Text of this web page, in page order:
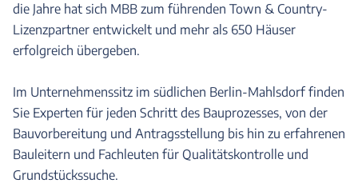
die Jahre hat sich MBB zum führenden Town & Country-
Lizenzpartner entwickelt und mehr als 650 Häuser
erfolgreich übergeben.
Im Unternehmenssitz im südlichen Berlin-Mahlsdorf finden
Sie Experten für jeden Schritt des Bauprozesses, von der
Bauvorbereitung und Antragsstellung bis hin zu erfahrenen
Bauleitern und Fachleuten für Qualitätskontrolle und
Grundstückssuche.